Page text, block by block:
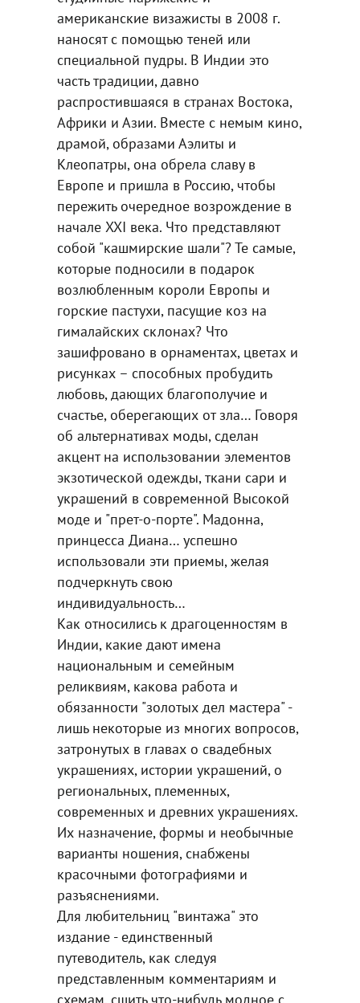
американские визажисты в 2008 г.
наносят с помощью теней или
специальной пудры. В Индии это
часть традиции, давно
распростившаяся в странах Востока,
Африки и Азии. Вместе с немым кино,
драмой, образами Аэлиты и
Клеопатры, она обрела славу в
Европе и пришла в Россию, чтобы
пережить очередное возрождение в
начале XXI века. Что представляют
собой "кашмирские шали"? Те самые,
которые подносили в подарок
возлюбленным короли Европы и
горские пастухи, пасущие коз на
гималайских склонах? Что
зашифровано в орнаментах, цветах и
рисунках – способных пробудить
любовь, дающих благополучие и
счастье, оберегающих от зла… Говоря
об альтернативах моды, сделан
акцент на использовании элементов
экзотической одежды, ткани сари и
украшений в современной Высокой
моде и "прет-о-порте". Мадонна,
принцесса Диана… успешно
использовали эти приемы, желая
подчеркнуть свою
индивидуальность…
Как относились к драгоценностям в
Индии, какие дают имена
национальным и семейным
реликвиям, какова работа и
обязанности "золотых дел мастера" -
лишь некоторые из многих вопросов,
затронутых в главах о свадебных
украшениях, истории украшений, о
региональных, племенных,
современных и древних украшениях.
Их назначение, формы и необычные
варианты ношения, снабжены
красочными фотографиями и
разъяснениями.
Для любительниц "винтажа" это
издание - единственный
путеводитель, как следуя
представленным комментариям и
схемам, сшить что-нибудь модное с